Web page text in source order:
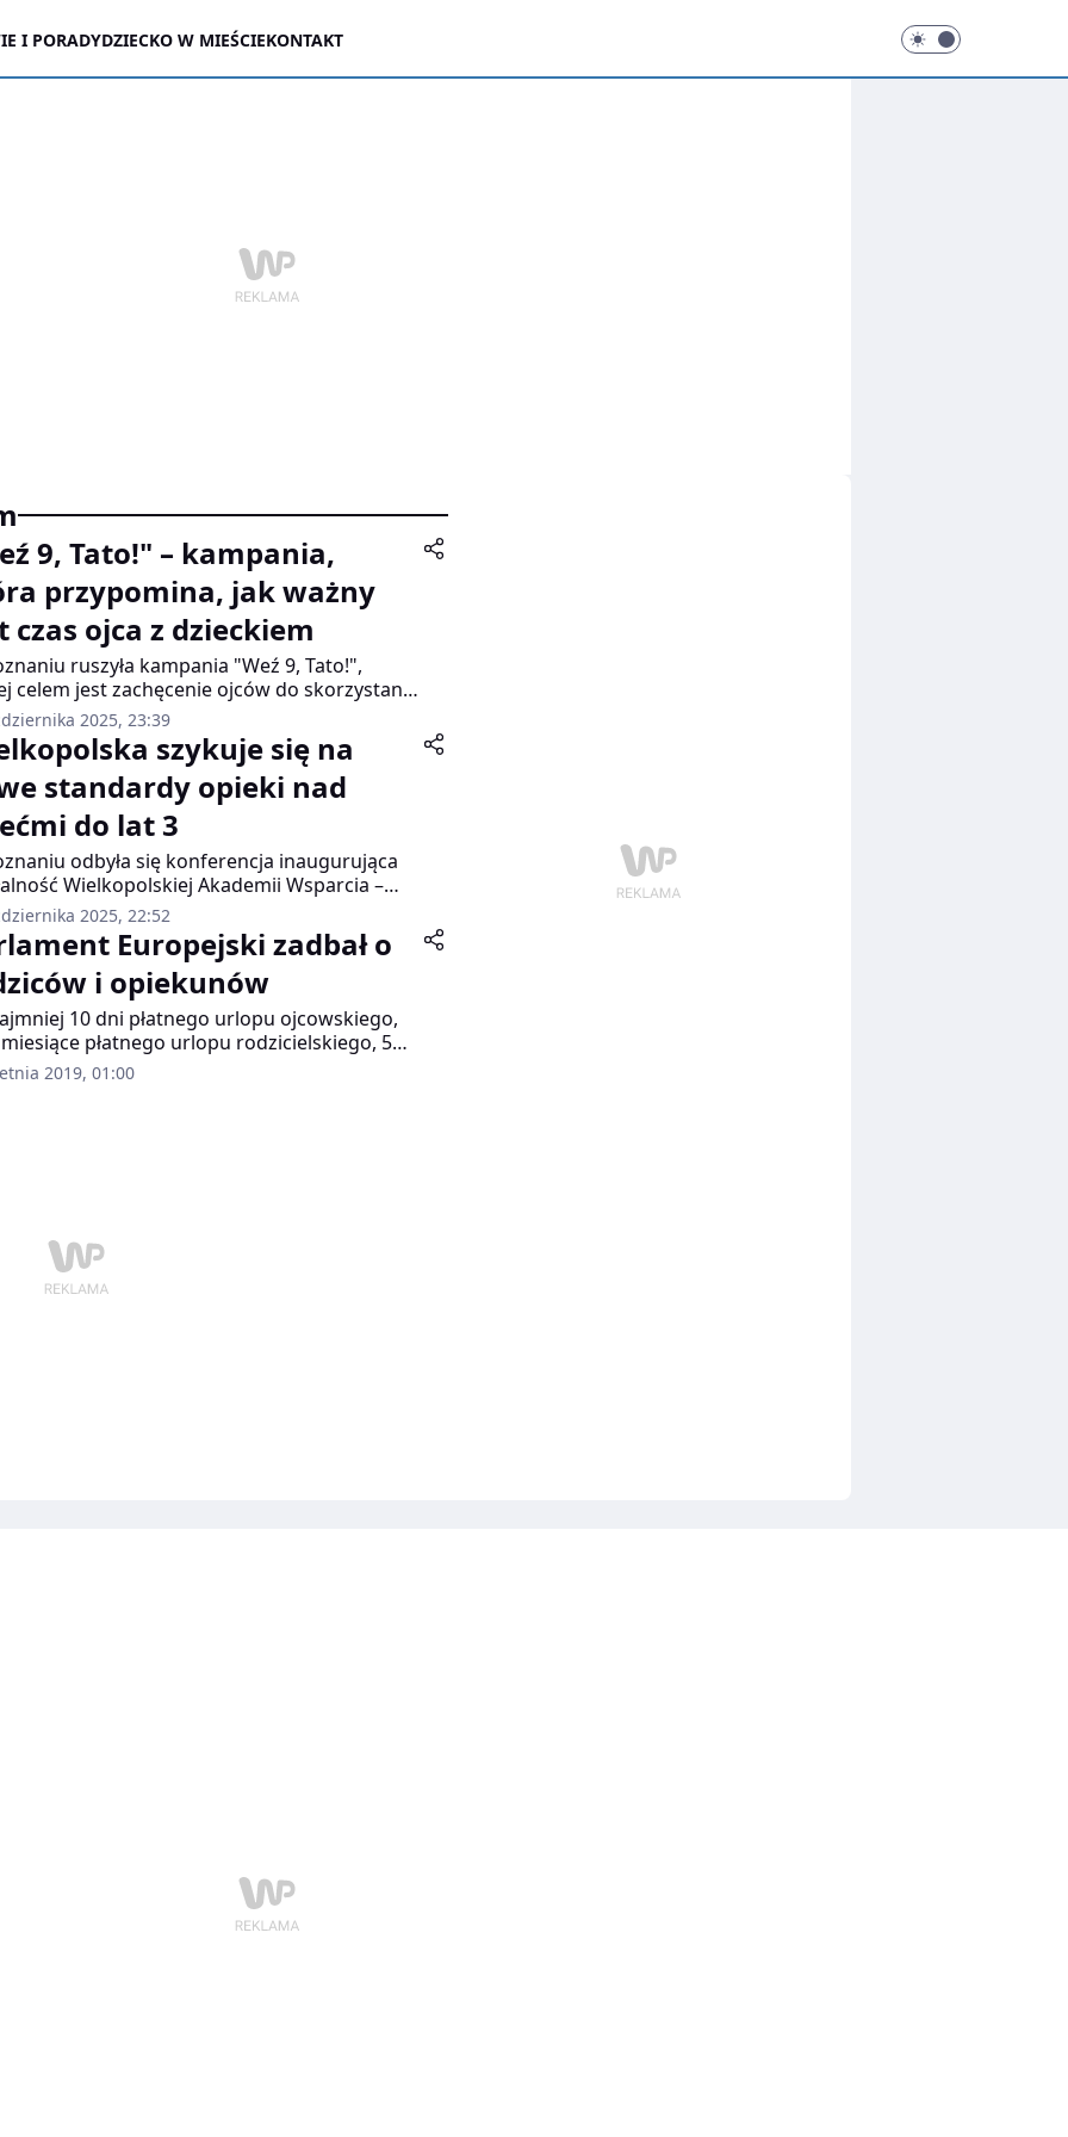
I PORADYDZIECKO W MIEŚCIEKONTAKT
9, Tato!" – kampania,
przypomina, jak ważny
czas ojca z dzieckiem
ruszyła kampania "Weź 9, Tato!",
celem jest zachęcenie ojców do skorzystania
tygodni urlopu rodzicielskiego. Od
2023 roku każdy tata ma prawo do tego
którego nie może oddać partnerce – to jego
przestrzeń na budowanie więzi z
2025, 23:39
szykuje się na
standardy opieki nad
do lat 3
odbyła się konferencja inaugurująca
Wielkopolskiej Akademii Wsparcia –
który ma pomóc żłobkom, klubom
i dziennym opiekunom przygotować
nowych regulacji obowiązujących od
2026 roku. Zmiany dotyczą standardów
nad dziećmi do lat 3 i obejmą wszystkie
w kraju.
2025, 22:52
Europejski zadbał o
i opiekunów
10 dni płatnego urlopu ojcowskiego,
płatnego urlopu rodzicielskiego, 5
opiekuńczego – takie m.in. gwarancje
się w, uchwalonych w czwartek przez
2019, 01:00